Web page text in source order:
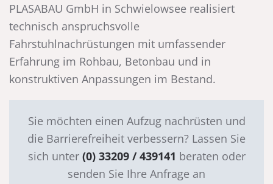
PLASABAU GmbH in Schwielowsee realisiert
technisch anspruchsvolle
Fahrstuhlnachrüstungen mit umfassender
Erfahrung im Rohbau, Betonbau und in
konstruktiven Anpassungen im Bestand.
Sie möchten einen Aufzug nachrüsten und
die Barrierefreiheit verbessern? Lassen Sie
sich unter (0) 33209 / 439141 beraten oder
senden Sie Ihre Anfrage an